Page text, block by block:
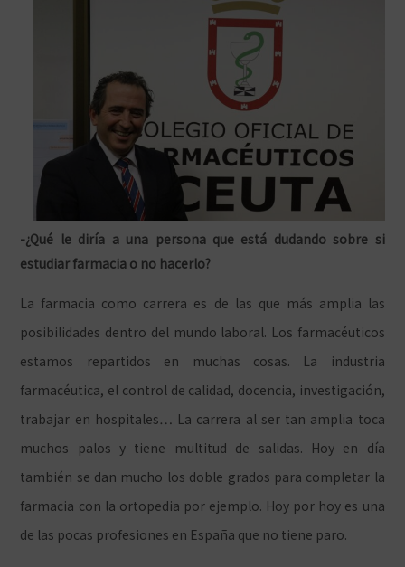
-¿Qué le diría a una persona que está dudando sobre si
estudiar farmacia o no hacerlo?
La farmacia como carrera es de las que más amplia las
posibilidades dentro del mundo laboral. Los farmacéuticos
estamos repartidos en muchas cosas. La industria
farmacéutica, el control de calidad, docencia, investigación,
trabajar en hospitales… La carrera al ser tan amplia toca
muchos palos y tiene multitud de salidas. Hoy en día
también se dan mucho los doble grados para completar la
farmacia con la ortopedia por ejemplo. Hoy por hoy es una
de las pocas profesiones en España que no tiene paro.